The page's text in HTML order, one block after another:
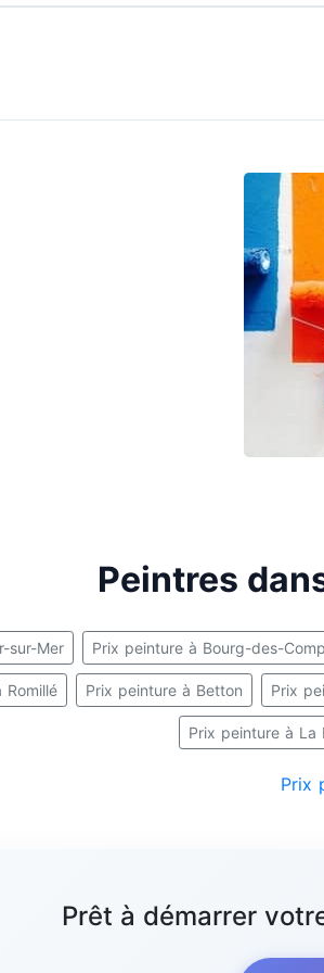
Peintres
sur-Mer Prix peinture à Bourg-des-
Romillé Prix peinture à Betton Prix
Prix peinture à La
Prix
Prêt à démarrer